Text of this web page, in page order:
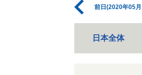
前日(2020年05
日本全体